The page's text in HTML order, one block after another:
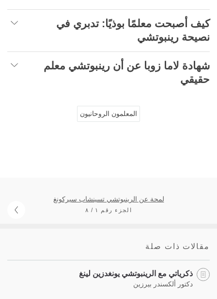
كيف أصبحت معلمًا بوذيًا: تدبري في
نصيحة رينبوتشي‎‎‎‎
شهادة لاما زوبا عن أن رينبوتشي معلم
حقيقي
المعلمون الروحانيون
لمحة عن الرينبوتشي تسينشاب سيركونغ
الجزء رقم ١ / ٨
مقالات ذات صلة
ذكرياتي مع الرينبوتشي يونغدزين لينغ
دكتور ألكسندر بيرزين